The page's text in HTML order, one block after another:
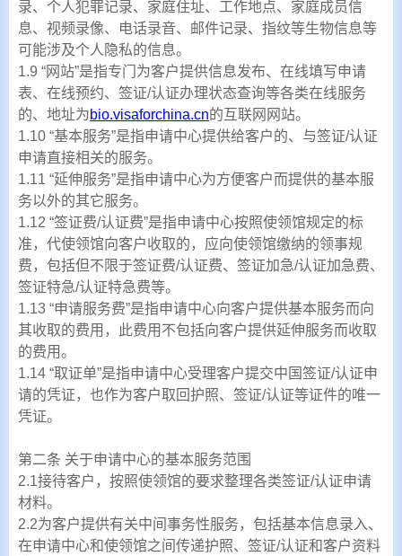
录、个人犯罪记录、家庭住址、工作地点、家庭成员信
息、视频录像、电话录音、邮件记录、指纹等生物信息等
可能涉及个人隐私的信息。
1.9 “网站”是指专门为客户提供信息发布、在线填写申请
表、在线预约、签证/认证办理状态查询等各类在线服务
的、地址为bio.visaforchina.cn的互联网网站。
1.10 “基本服务”是指申请中心提供给客户的、与签证/认证
申请直接相关的服务。
1.11 “延伸服务”是指申请中心为方便客户而提供的基本服
务以外的其它服务。
1.12 “签证费/认证费”是指申请中心按照使领馆规定的标
准，代使领馆向客户收取的，应向使领馆缴纳的领事规
费，包括但不限于签证费/认证费、签证加急/认证加急费、
签证特急/认证特急费等。
1.13 “申请服务费”是指申请中心向客户提供基本服务而向
其收取的费用，此费用不包括向客户提供延伸服务而收取
的费用。
1.14 “取证单”是指申请中心受理客户提交中国签证/认证申
请的凭证，也作为客户取回护照、签证/认证等证件的唯一
凭证。
第二条 关于申请中心的基本服务范围
2.1接待客户，按照使领馆的要求整理各类签证/认证申请
材料。
2.2为客户提供有关中间事务性服务，包括基本信息录入、
在申请中心和使领馆之间传递护照、签证/认证和客户资料